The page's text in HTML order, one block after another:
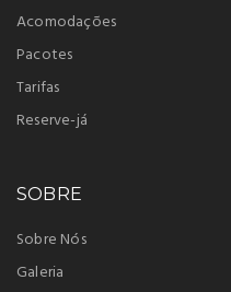
Acomodações
Pacotes
Tarifas
Reserve-já
SOBRE
Sobre Nós
Galeria